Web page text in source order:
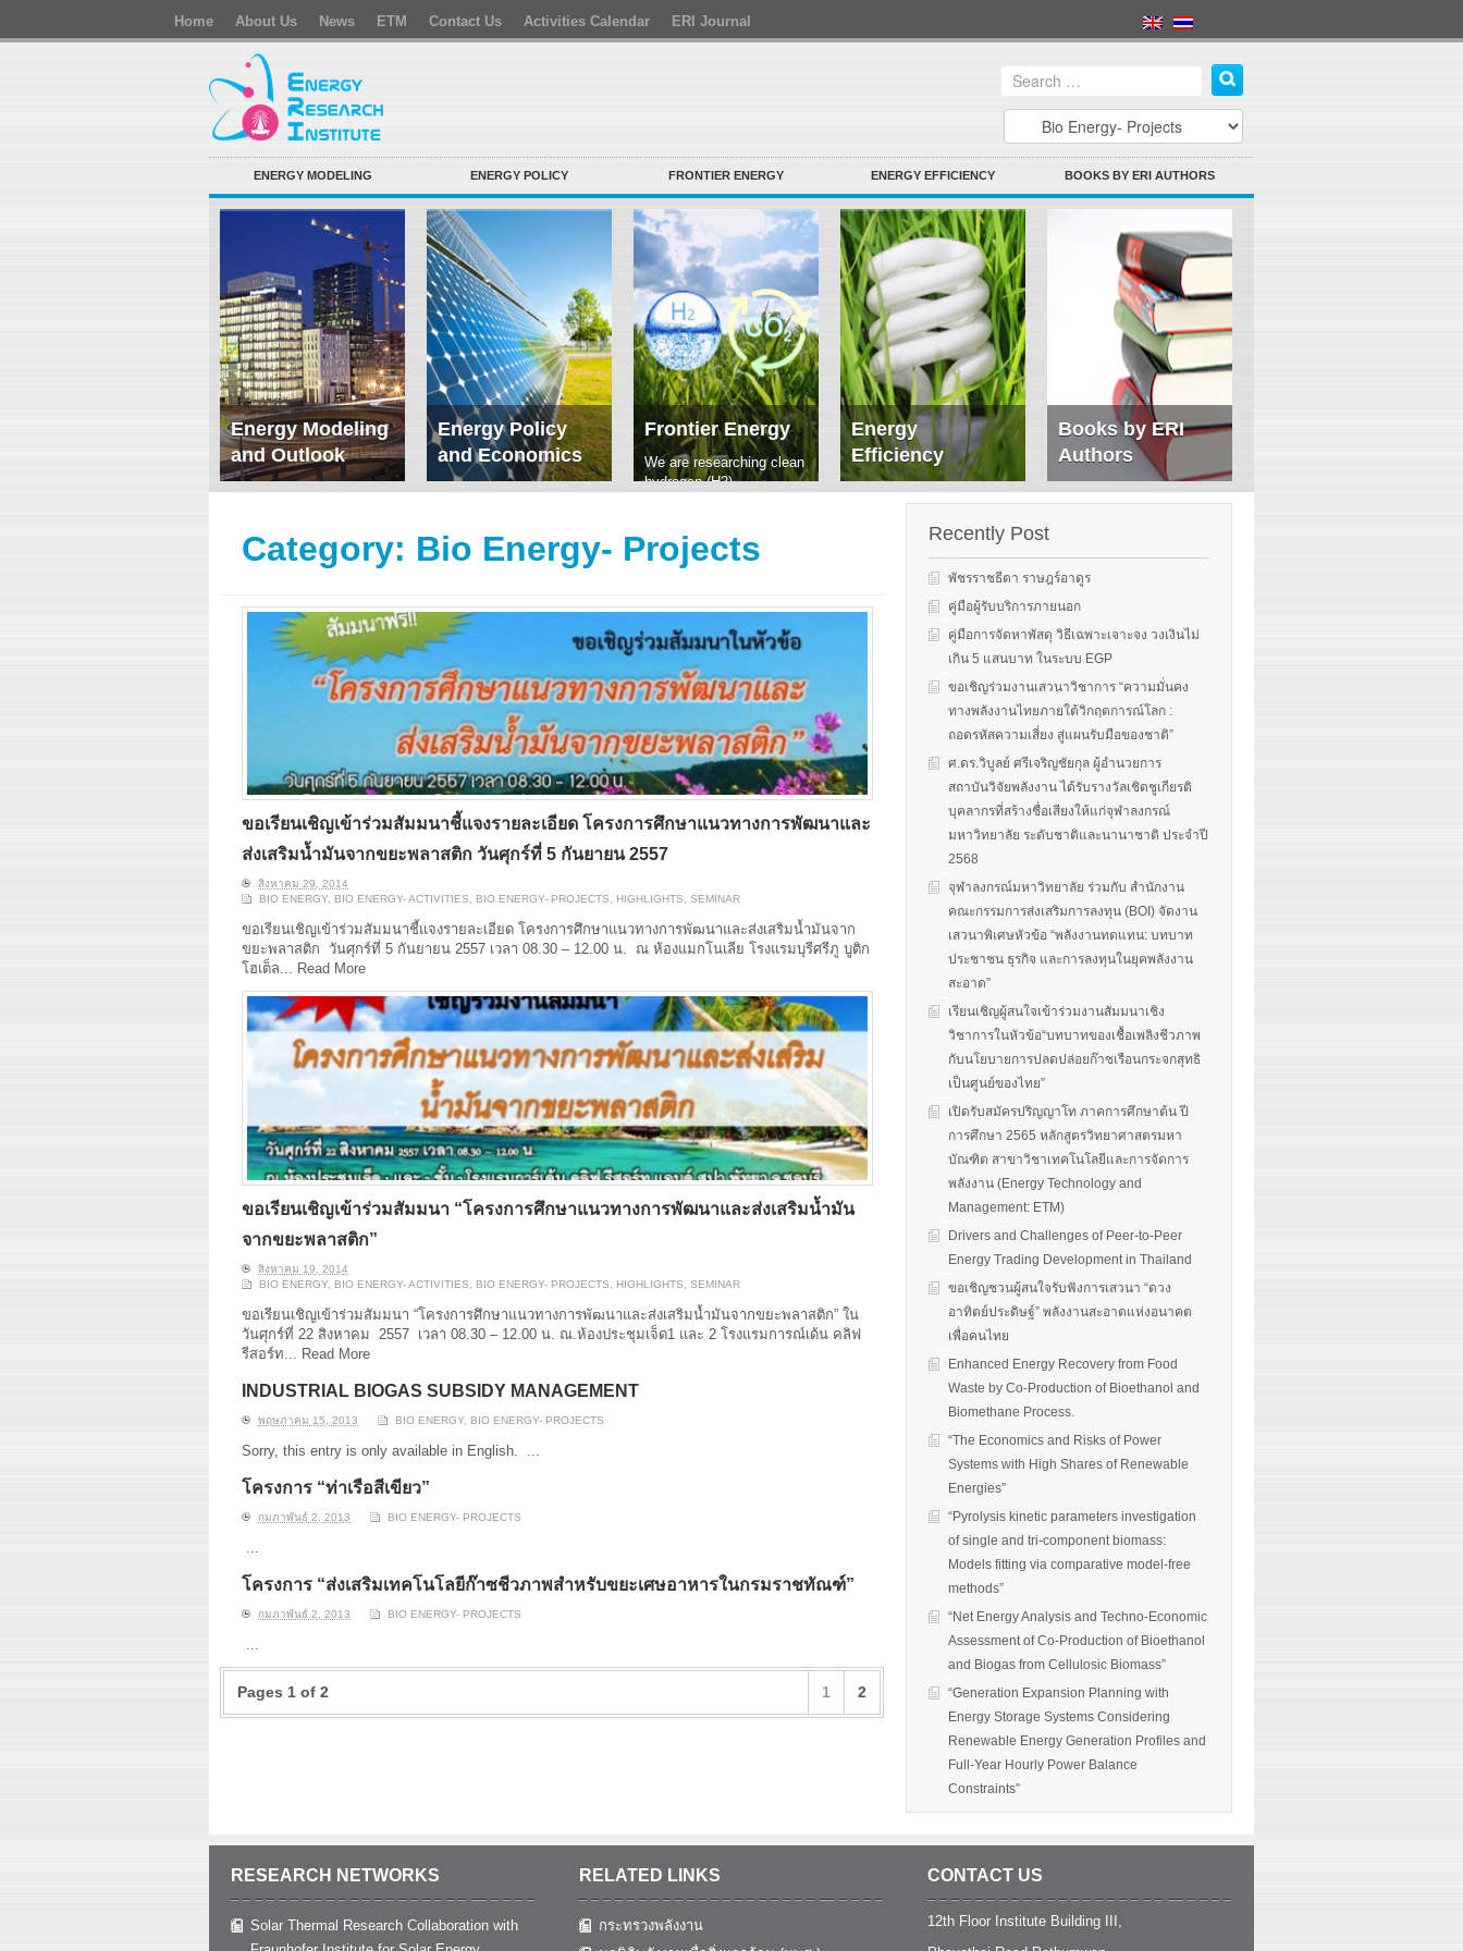
Home About Us News ETM Contact Us Activities Calendar ERI Journal
ENERGY MODELING ENERGY POLICY FRONTIER ENERGY ENERGY EFFICIENCY BOOKS BY ERI AUTHORS
Energy Modeling
and Outlook
ERI conducts rigorous
demand of various
energy-consuming
have been used for …
Energy Policy
and Economics
We focus on solar
economics, and solar PV
solar collectors for …
Read More
Frontier Energy
We are researching clean
hydrogen (H2)
energy. We have also
studied carbon dioxide …
Energy
Efficiency
We evaluate the
performance of energy-
efficient equipment and
programs and give advice
to governments on
energy …
Read More
Books by ERI
Authors
Sorry, this entry is only
available in English.
Category: Bio Energy- Projects
ขอเรียนเชิญเข้าร่วมสัมมนาชี้แจงรายละเอียด โครงการศึกษาแนวทางการพัฒนาและ
ส่งเสริมน้ำมันจากขยะพลาสติก วันศุกร์ที่ 5 กันยายน 2557
สิงหาคม 29, 2014
BIO ENERGY, BIO ENERGY- ACTIVITIES, BIO ENERGY- PROJECTS, HIGHLIGHTS, SEMINAR
ขอเรียนเชิญเข้าร่วมสัมมนาชี้แจงรายละเอียด โครงการศึกษาแนวทางการพัฒนาและส่งเสริมน้ำมันจาก
ขยะพลาสติก วันศุกร์ที่ 5 กันยายน 2557 เวลา 08.30 – 12.00 น. ณ ห้องแมกโนเลีย โรงแรมบุรีศรีภู บูติก
โฮเต็ล... Read More
ขอเรียนเชิญเข้าร่วมสัมมนา “โครงการศึกษาแนวทางการพัฒนาและส่งเสริมน้ำมัน
จากขยะพลาสติก”
สิงหาคม 19, 2014
BIO ENERGY
BIO ENERGY- ACTIVITIES BIO ENERGY- PROJECTS HIGHLIGHTS SEMINAR
ขอเรียนเชิญเข้าร่วมสัมมนา “โครงการศึกษาแนวทางการพัฒนาและส่งเสริมน้ำมันจากขยะพลาสติก” ใน
วันศุกร์ที่ 22 สิงหาคม 2557 เวลา 08.30 – 12.00 น. ณ.ห้องประชุมเจ็ด1 และ 2 โรงแรมการณ์เด้น คลิฟ
รีสอร์ท...
Read More
INDUSTRIAL BIOGAS SUBSIDY MANAGEMENT
พฤษภาคม 15, 2013 BIO ENERGY BIO ENERGY- PROJECTS
Sorry, this entry is only available in English.
โครงการ “ท่าเรือสีเขียว”
กุมภาพันธ์ 2, 2013 BIO ENERGY- PROJECTS
โครงการ “ส่งเสริมเทคโนโลยีก๊าซชีวภาพสำหรับขยะเศษอาหารในกรมราชทัณฑ์”
กุมภาพันธ์ 2, 2013 BIO ENERGY- PROJECTS
Pages 1 of 2 1 2
Recently Post
พัชรราชธีตา ราษฎร์อาดูร
คู่มือผู้รับบริการภายนอก
คู่มือการจัดหาพัสดุ วิธีเฉพาะเจาะจง วงเงินไม่
เกิน 5 แสนบาท ในระบบ EGP
ขอเชิญร่วมงานเสวนาวิชาการ “ความมั่นคง
ทางพลังงานไทยภายใต้วิกฤตการณ์โลก :
ถอดรหัสความเสี่ยง สู่แผนรับมือของชาติ”
ศ.ดร.วิบูลย์ ศรีเจริญชัยกุล ผู้อำนวยการ
สถาบันวิจัยพลังงาน ได้รับรางวัลเชิดชูเกียรติ
บุคลากรที่สร้างชื่อเสียงให้แก่จุฬาลงกรณ์
มหาวิทยาลัย ระดับชาติและนานาชาติ ประจำปี
2568
จุฬาลงกรณ์มหาวิทยาลัย ร่วมกับ สำนักงาน
คณะกรรมการส่งเสริมการลงทุน (BOI) จัดงาน
เสวนาพิเศษหัวข้อ “พลังงานทดแทน: บทบาท
ประชาชน ธุรกิจ และการลงทุนในยุคพลังงาน
สะอาด”
เรียนเชิญผู้สนใจเข้าร่วมงานสัมมนาเชิง
วิชาการในหัวข้อ“บทบาทของเชื้อเพลิงชีวภาพ
กับนโยบายการปลดปล่อยก๊าซเรือนกระจกสุทธิ
เป็นศูนย์ของไทย”
เปิดรับสมัครปริญญาโท ภาคการศึกษาต้น ปี
การศึกษา 2565 หลักสูตรวิทยาศาสตรมหา
บัณฑิต สาขาวิชาเทคโนโลยีและการจัดการ
พลังงาน (Energy Technology and
Management: ETM)
Drivers and Challenges of Peer-to-Peer
Energy Trading Development in Thailand
ขอเชิญชวนผู้สนใจรับฟังการเสวนา “ดวง
อาทิตย์ประดิษฐ์” พลังงานสะอาดแห่งอนาคต
เพื่อคนไทย
Enhanced Energy Recovery from Food
Waste by Co-Production of Bioethanol and
Biomethane Process.
“The Economics and Risks of Power
Systems with High Shares of Renewable
Energies”
“Pyrolysis kinetic parameters investigation
of single and tri-component biomass:
Models fitting via comparative model-free
methods”
“Net Energy Analysis and Techno-Economic
Assessment of Co-Production of Bioethanol
and Biogas from Cellulosic Biomass”
“Generation Expansion Planning with
Energy Storage Systems Considering
Renewable Energy Generation Profiles and
Full-Year Hourly Power Balance
Constraints”
RESEARCH NETWORKS
Solar Thermal Research Collaboration with
RELATED LINKS
กระทรวงพลังงาน
CONTACT US
12th Floor Institute Building III,